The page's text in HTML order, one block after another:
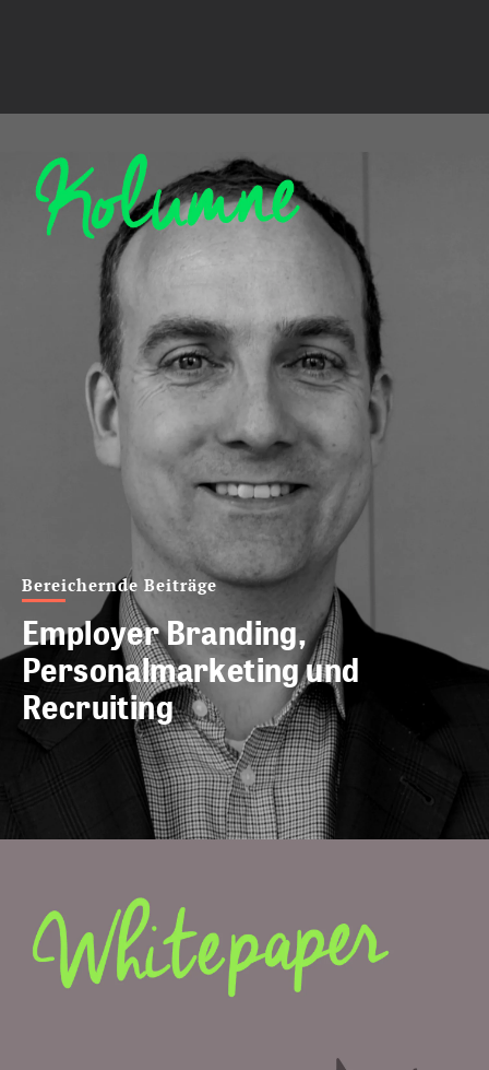
Bereichernde Beiträge
Employer Branding,
Personalmarketing und
Recruiting